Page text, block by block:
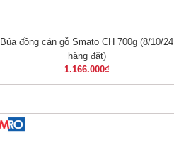
XEM NHANH
Búa đồng cán gỗ Smato CH 700g (8/10/24
hàng đặt)
1.166.000₫